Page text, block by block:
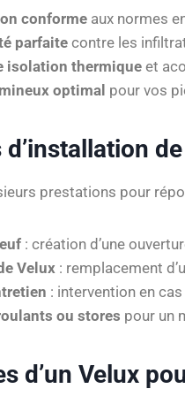
conforme aux normes
parfaitecontre les
isolation thermique et
optimal pour vos
prestations pour
: création d’une
Velux : remplacement
: intervention en
ou stores pour un
d’un Velux